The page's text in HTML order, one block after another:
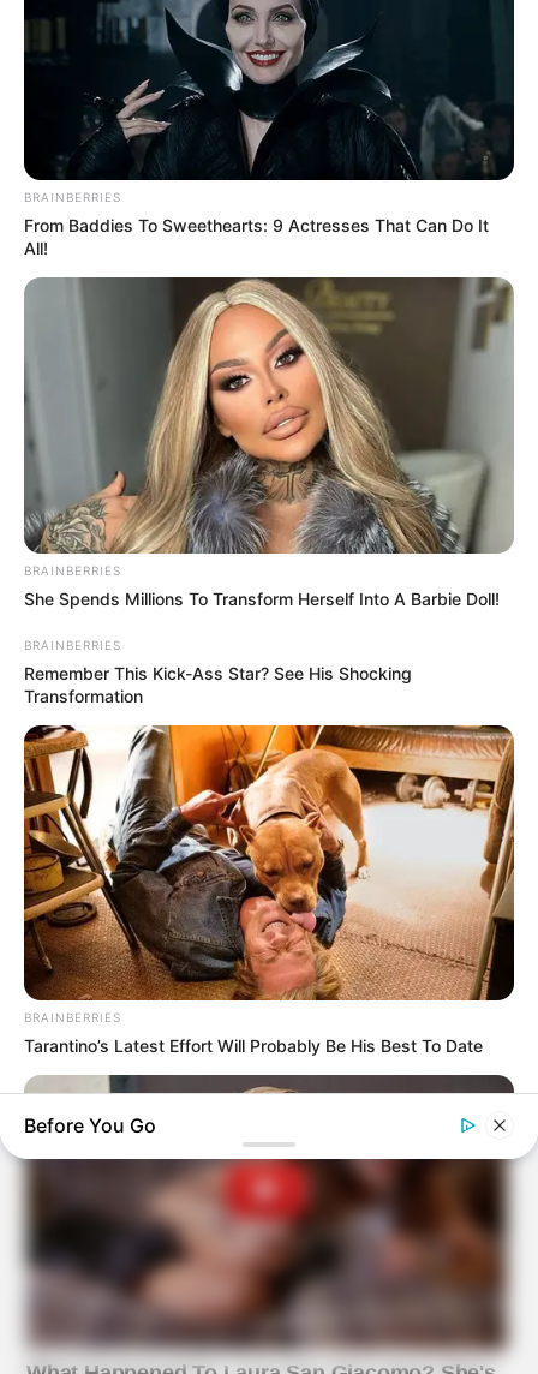
BRAINBERRIES
From Baddies To Sweethearts: 9 Actresses That Can Do It
All!
BRAINBERRIES
She Spends Millions To Transform Herself Into A Barbie Doll!
BRAINBERRIES
Remember This Kick-Ass Star? See His Shocking
Transformation
BRAINBERRIES
Tarantino’s Latest Effort Will Probably Be His Best To Date
BRAINBERRIES
Before You Go